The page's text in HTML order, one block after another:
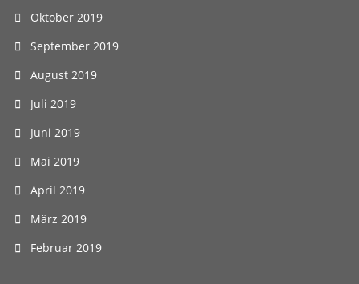
Oktober 2019
September 2019
August 2019
Juli 2019
Juni 2019
Mai 2019
April 2019
März 2019
Februar 2019